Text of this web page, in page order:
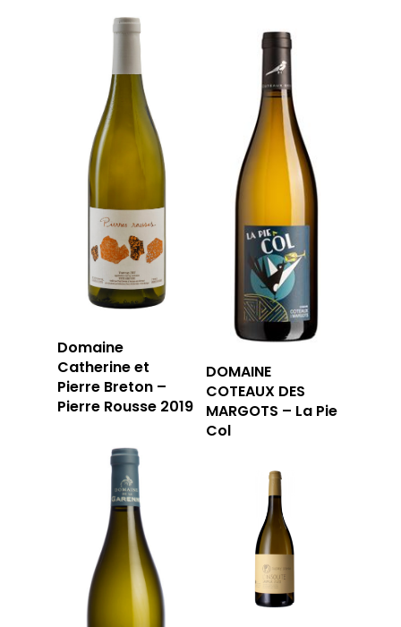
Domaine
Catherine et
Pierre Breton –
Pierre Rousse 2019
DOMAINE
COTEAUX DES
MARGOTS – La Pie
Col